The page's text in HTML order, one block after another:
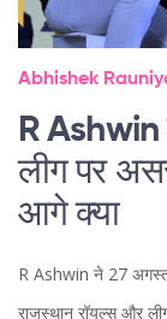
Abhishek
R Ashwin
लीग पर
आगे क्या
R Ashwin ने 27
राजस्थान रॉयल्स और